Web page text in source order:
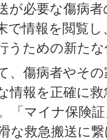
が必要な傷病
で情報を閲覧
うための新た
、傷病者やそ
情報を正確に
「マイナ保険
な救急搬送に